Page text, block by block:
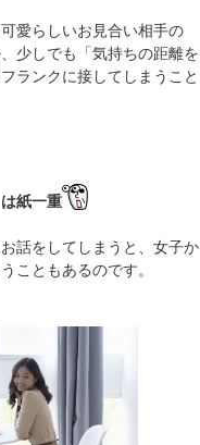
愛らしいお見合い相手の
少しでも「気持ちの距離を
ランクに接してしまうこと
紙一重
話をしてしまうと、女子か
こともあるのです。